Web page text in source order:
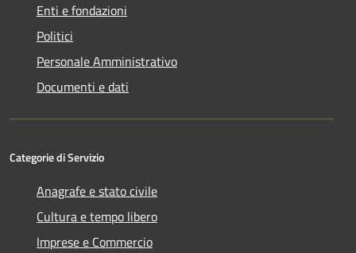
Enti e fondazioni
Politici
Personale Amministrativo
Documenti e dati
Categorie di Servizio
Anagrafe e stato civile
Cultura e tempo libero
Imprese e Commercio